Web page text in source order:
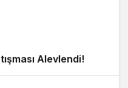
Alevlendi!